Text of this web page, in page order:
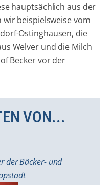
hauptsächlich aus der
wir beispielsweise vom
Ostinghausen, die
Welver und die Milch
Becker vor der
VON...
der Bäcker- und